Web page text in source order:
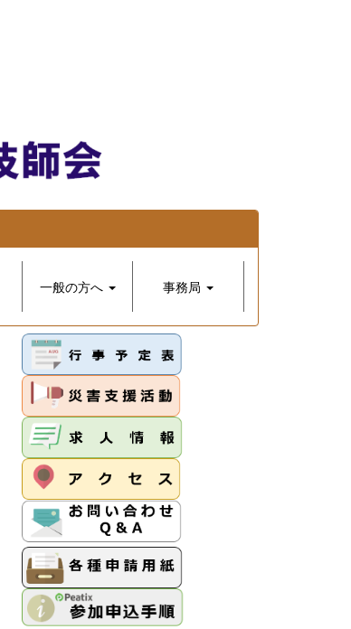
一般の方へ 事務局